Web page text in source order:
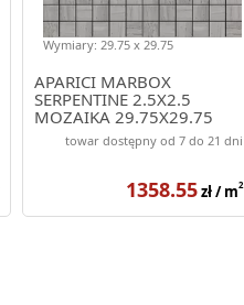
APARICI MARBOX
SERPENTINE 2.5X2.5
MOZAIKA 29.75X29.75
Wymiary: 29.75 x 29.75
towar dostępny od 7 do 21 dni
1358.55zł / m2